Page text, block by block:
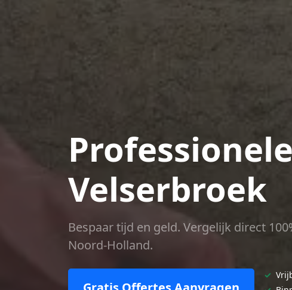
Velserbroek
Bespaar tijd en geld. Vergelijk direct
Noord-Holland.
✓